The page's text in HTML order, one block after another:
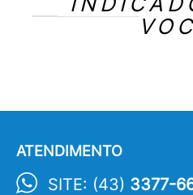
ATENDIMENTO
SITE: (43) 3377-